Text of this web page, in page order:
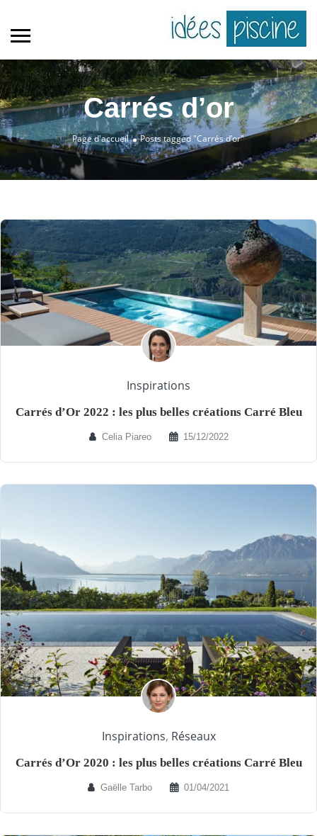
Carrés d’or
Page d'accueil Posts tagged "Carrés d’or"
Inspirations
Carrés d’Or 2022 : les plus belles créations Carré Bleu
Celia Piareo 15/12/2022
Inspirations, Réseaux
Carrés d’Or 2020 : les plus belles créations Carré Bleu
Gaëlle Tarbo 01/04/2021